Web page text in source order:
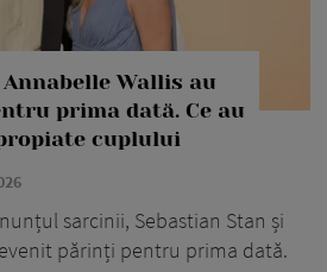
Wallis au
prima dată. Ce au
cuplului
sarcinii, Sebastian Stan și
părinți pentru prima dată.